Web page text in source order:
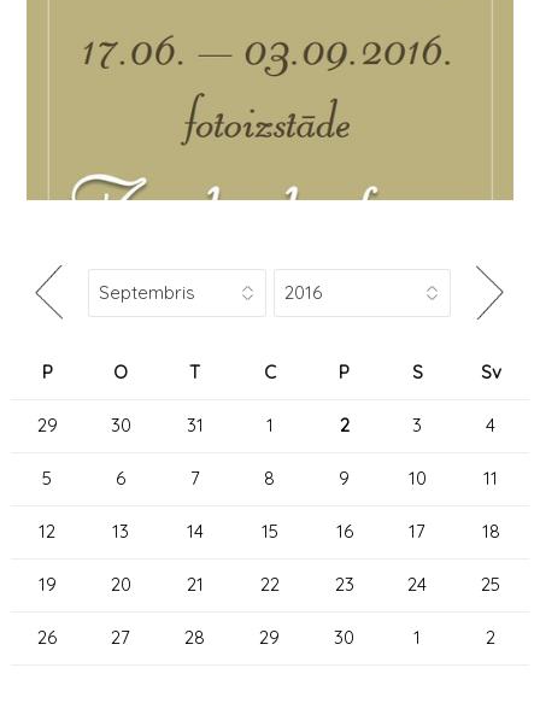
P O T C P S Sv
29 30 31 1 2 3 4
5 6 7 8 9 10 11
12 13 14 15 16 17 18
19 20 21 22 23 24 25
26 27 28 29 30 1 2